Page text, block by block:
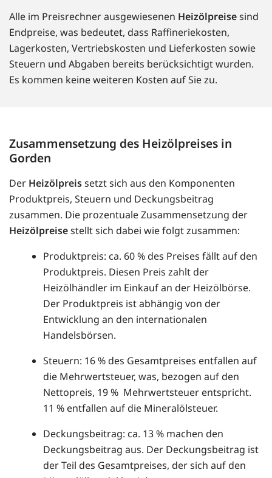
Alle im Preisrechner ausgewiesenen Heizölpreisesind
Endpreise, was bedeutet, dass Raffineriekosten,
Lagerkosten, Vertriebskosten und Lieferkosten sowie
Steuern und Abgaben bereits berücksichtigt wurden.
Es kommen keine weiteren Kosten auf Sie zu.
Zusammensetzung des Heizölpreises in
Gorden
Der Heizölpreissetzt sich aus den Komponenten
Produktpreis, Steuern und Deckungsbeitrag
zusammen. Die prozentuale Zusammensetzung der
Heizölpreisestellt sich dabei wie folgt zusammen:
Produktpreis: ca. 60 % des Preises fällt auf den
Produktpreis. Diesen Preis zahlt der
Heizölhändler im Einkauf an der Heizölbörse.
Der Produktpreis ist abhängig von der
Entwicklung an den internationalen
Handelsbörsen.
Steuern: 16 % des Gesamtpreises entfallen auf
die Mehrwertsteuer, was, bezogen auf den
Nettopreis, 19 % Mehrwertsteuer entspricht.
11 % entfallen auf die Mineralölsteuer.
Deckungsbeitrag: ca. 13 % machen den
Deckungsbeitrag aus. Der Deckungsbeitrag ist
der Teil des Gesamtpreises, der sich auf den